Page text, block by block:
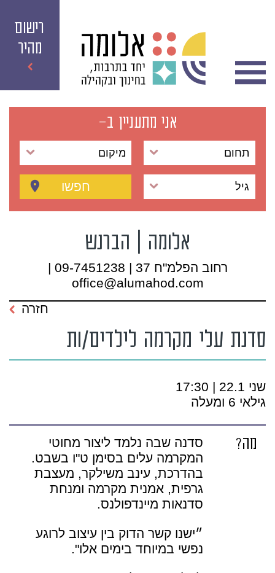
רישום
מהיר
אני מתעניין ב-
תחום מיקום
גיל חפשו
אלומה | הברנש
רחוב הפלמ"ח 37 | 09-7451238 |
office@alumahod.com
סדנת עלי מקרמה לילדים/ות
חזרה
שני 22.1 | 17:30
גילאי 6 ומעלה
מה?
סדנה שבה נלמד ליצור מחוטי
המקרמה עלים בסימן ט"ו בשבט.
בהדרכת, עינב משילקר, מעצבת
גרפית, אמנית מקרמה ומנחת
סדנאות מיינדפולנס.
״ישנו קשר הדוק בין עיצוב לרוגע
נפשי במיוחד בימים אלו".